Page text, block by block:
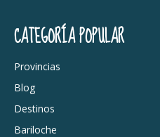
CATEGORÍA POPULAR
Provincias
Blog
Destinos
Bariloche